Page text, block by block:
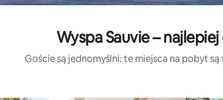
Wyspa Sauvie –
Goście są jednomyślni: te miejsca na pobyt